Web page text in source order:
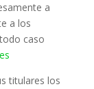
a
a los
caso
titulares los